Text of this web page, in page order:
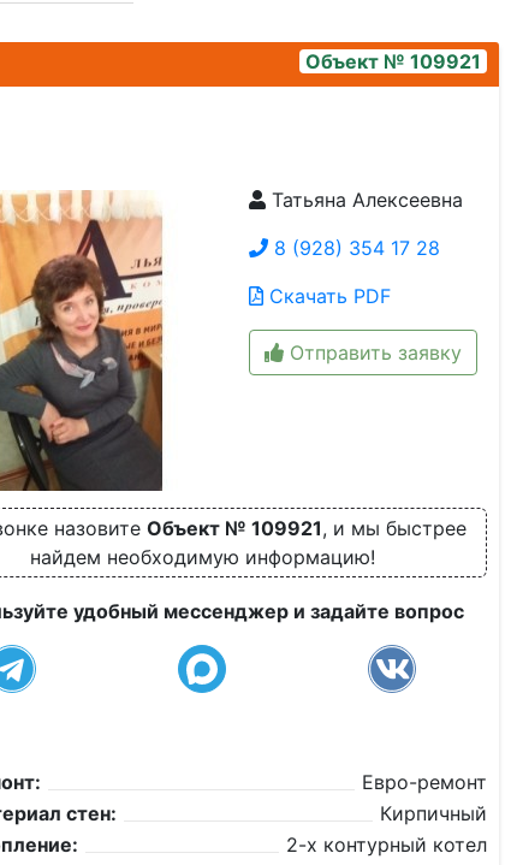
Объект № 109921
img_7100
Татьяна Алексеевна
8 (928) 354 17 28
Скачать PDF
Отправить заявку
назовите Объект № 109921, и мы быстрее
найдем необходимую информацию!
удобный мессенджер и задайте вопрос
Евро-ремонт
стен:
Кирпичный
2-х контурный котел